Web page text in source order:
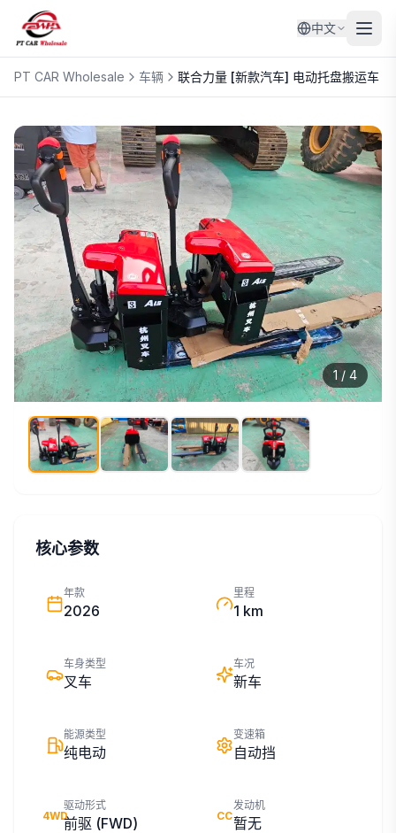
中文
PT CAR Wholesale 车辆 联合力量 [新款汽车] 电动托盘搬运车
1/ 4
核心参数
年款
2026
里程
1 km
车身类型
叉车
车况
新车
能源类型
纯电动
变速箱
自动挡
4WD
驱动形式
前驱 (FWD) CC
发动机
暂无